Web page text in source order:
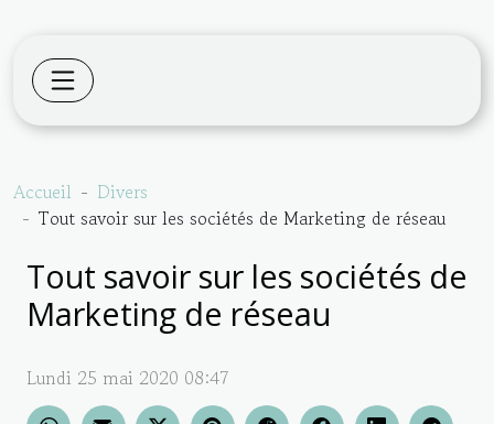
Accueil
Divers
Tout savoir sur les sociétés de Marketing de réseau
Tout savoir sur les sociétés de
Marketing de réseau
Lundi 25 mai 2020 08:47